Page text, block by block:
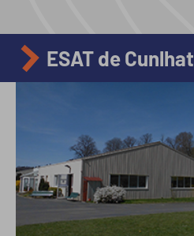
ESAT de Cunlhat